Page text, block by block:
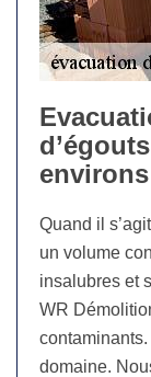
environs
Quand il
un volume
insalubres et
WR
domaine.